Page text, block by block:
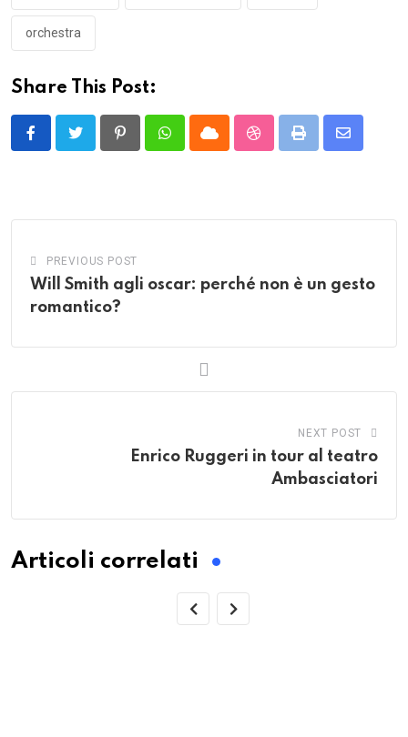
orchestra
Share This Post:
PinterestWhatsappCloud StumbleUpon
Print
Share
PREVIOUS POST
Will Smith agli oscar: perché non è un gesto
romantico?
NEXT POST
Enrico Ruggeri in tour al teatro
Ambasciatori
Articoli correlati